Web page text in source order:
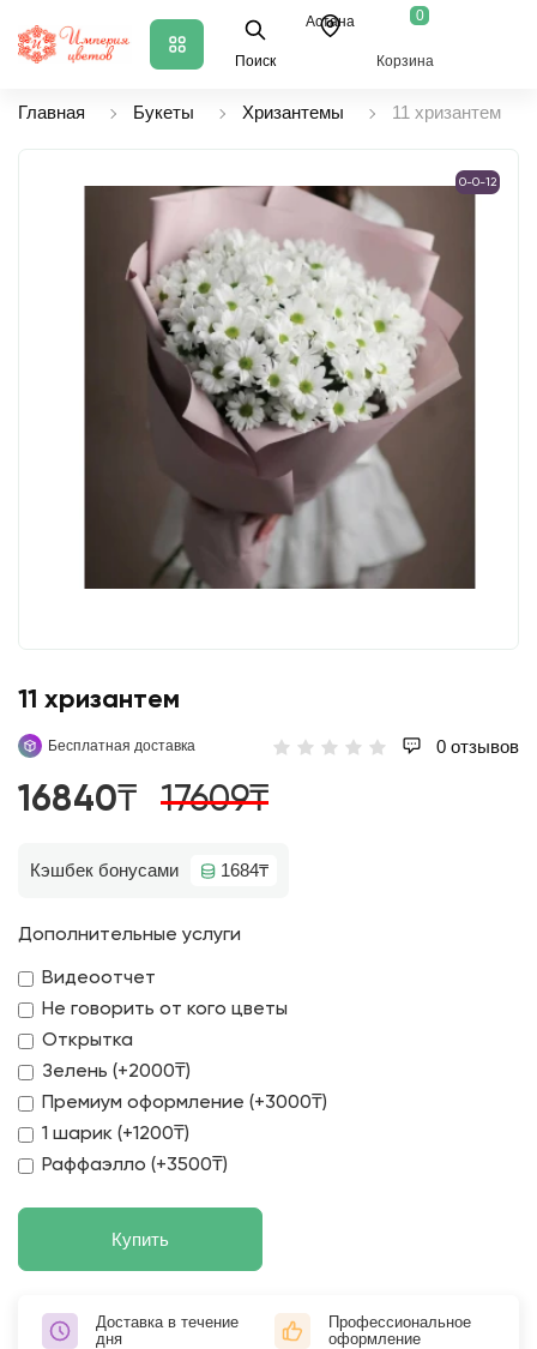
Поиск
Астана 0
Корзина
Главная Букеты Хризантемы 11 хризантем
0-0-12
11 хризантем
Бесплатная доставка 0 отзывов
16840₸ 17609₸
Кэшбек бонусами 1684₸
Дополнительные услуги
Видеоотчет
Не говорить от кого цветы
Открытка
Зелень (+2000₸)
Премиум оформление (+3000₸)
1 шарик (+1200₸)
Раффаэлло (+3500₸)
Купить
Доставка в течение
дня
Профессиональное
оформление